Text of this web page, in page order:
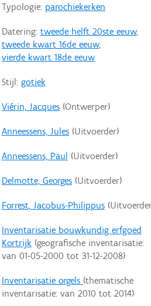
Typologie: parochiekerken
Datering: tweede helft 20ste eeuw,
tweede kwart 16de eeuw,
vierde kwart 18de eeuw
Stijl: gotiek
Viérin, Jacques(Ontwerper)
Anneessens, Jules(Uitvoerder)
Anneessens, Paul (Uitvoerder)
Delmotte, Georges(Uitvoerder)
Forrest, Jacobus-Philippus
Inventarisatie bouwkundig erfgoed
Kortrijk(geografische inventarisatie:
van 01-05-2000 tot 31-12-2008)
Inventarisatie orgels (thematische
inventarisatie: van 2010 tot 2014)